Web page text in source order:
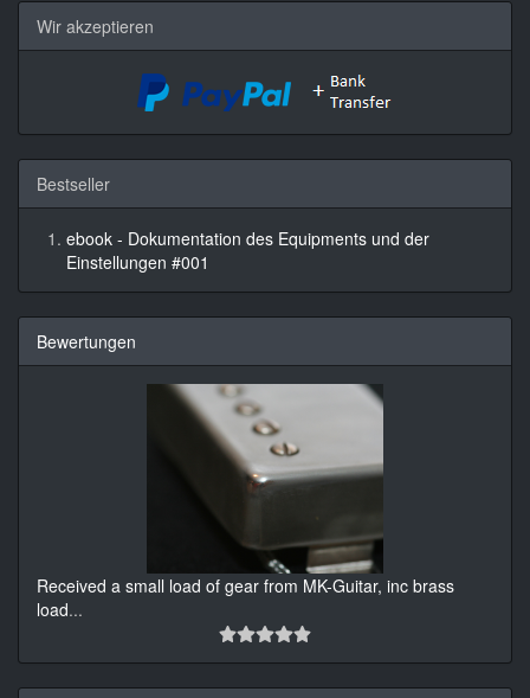
Wir akzeptieren
Bestseller
ebook - Dokumentation des Equipments und der
Einstellungen #001
Bewertungen
Received a small load of gear from MK-Guitar, inc brass
load...